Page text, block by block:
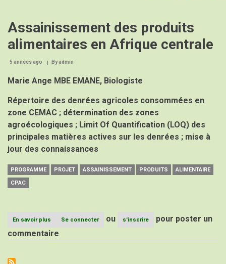
Assainissement des produits
alimentaires en Afrique centrale
5 années ago Byadmin
Marie Ange MBE EMANE, Biologiste
Répertoire des denrées agricoles consommées en
zone CEMAC ; détermination des zones
agroécologiques ; Limit Of Quantification (LOQ) des
principales matières actives sur les denrées ; mise à
jour des connaissances
PROGRAMME PROJET ASSAINISSEMENT PRODUITS
ALIMENTAIRE
CPAC
En savoir plus
Assainissement
des
Se connecter ou s'inscrire
pour poster un
commentaire